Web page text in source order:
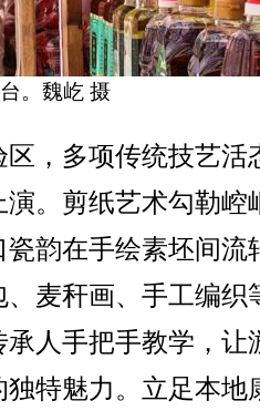
。魏屹 摄
，多项传统技艺活
。剪纸艺术勾勒崆
韵在手绘素坯间流
麦秆画、手工编织
人手把手教学，让
特魅力。立足本地